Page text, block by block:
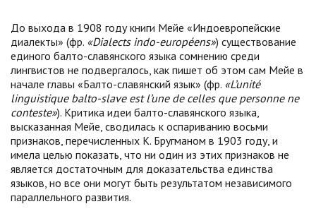
До выхода в 1908 году книги Мейе «Индоевропейские
диалекты» (фр. «Dialects indo-européens») существование
единого балто-славянского языка сомнению среди
лингвистов не подвергалось, как пишет об этом сам Мейе в
начале главы «Балто-славянский язык» (фр. «L’unité
linguistique balto-slave est l’une de celles que personne ne
conteste»). Критика идеи балто-славянского языка,
высказанная Мейе, сводилась к оспариванию восьми
признаков, перечисленных К. Бругманом в 1903 году, и
имела целью показать, что ни один из этих признаков не
является достаточным для доказательства единства
языков, но все они могут быть результатом независимого
параллельного развития.